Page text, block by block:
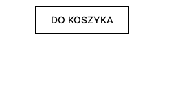
DO KOSZYKA